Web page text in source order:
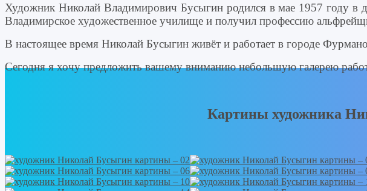
Художник Николай Владимирович Бусыгин родился в мае 1957 году в
Владимирское художественное училище и получил профессию
В настоящее время Николай Бусыгин живёт и работает в городе
Сегодня я хочу предложить вашему вниманию небольшую галерею
Картины художника